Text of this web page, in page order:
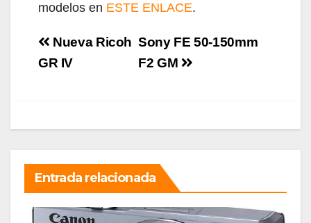
modelos en ESTE ENLACE.
Navegación
de
Sony FE 50-150mm
F2 GM
Nueva Ricoh
GR IV
Entrada relacionada